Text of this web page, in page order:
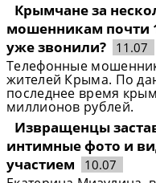
Крымчане за
мошенникам почти
уже звонили?
11.07
Телефонные
жителей Крыма. По
последнее время
миллионов рублей.
Извращенцы
интимные фото и
участием
10.07